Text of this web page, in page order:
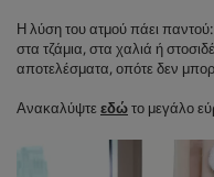
Η λύση του ατμού πάει
στα τζάμια, στα χαλιά ή
αποτελέσματα, οπότε δεν
Ανακαλύψτεεδώτο μεγάλο